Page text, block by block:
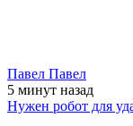
Павел Павел
5 минут назад
Нужен робот для